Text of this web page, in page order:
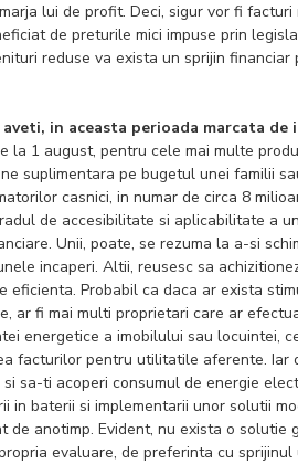
lui de profit. Deci, sigur vor fi
de preturile mici impuse prin
reduse va exista un sprijin
aveti, in aceasta perioada marcata de
la 1 august, pentru cele mai multe
suplimentara pe bugetul unei familii
casnici, in numar de circa 8
de accesibilitate si aplicabilitate a
Unii, poate, se rezuma la a-si
incaperi. Altii, reusesc sa
eficienta. Probabil ca daca ar exista
ar fi mai multi proprietari care ar
energetice a imobilului sau locuintei,
facturilor pentru utilitatile aferente. Iar
sa-ti acoperi consumul de energie
in baterii si implementarii unor solutii
de anotimp. Evident, nu exista o solutie
evaluare, de preferinta cu